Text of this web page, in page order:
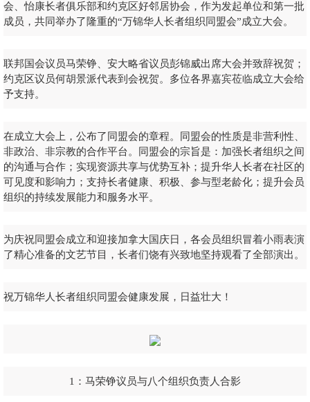
会、怡康长者俱乐部和约克区好邻居协会，作为发起单位和第一批
成员，共同举办了隆重的“万锦华人长者组织同盟会”成立大会。
联邦国会议员马荣铮、安大略省议员彭锦威出席大会并致辞祝贺；
约克区议员何胡景派代表到会祝贺。多位各界嘉宾莅临成立大会给
予支持。
在成立大会上，公布了同盟会的章程。同盟会的性质是非营利性、
非政治、非宗教的合作平台。同盟会的宗旨是：加强长者组织之间
的沟通与合作；实现资源共享与优势互补；提升华人长者在社区的
可见度和影响力；支持长者健康、积极、参与型老龄化；提升会员
组织的持续发展能力和服务水平。
为庆祝同盟会成立和迎接加拿大国庆日，各会员组织冒着小雨表演
了精心准备的文艺节目，长者们饶有兴致地坚持观看了全部演出。
祝万锦华人长者组织同盟会健康发展，日益壮大！
1：马荣铮议员与八个组织负责人合影